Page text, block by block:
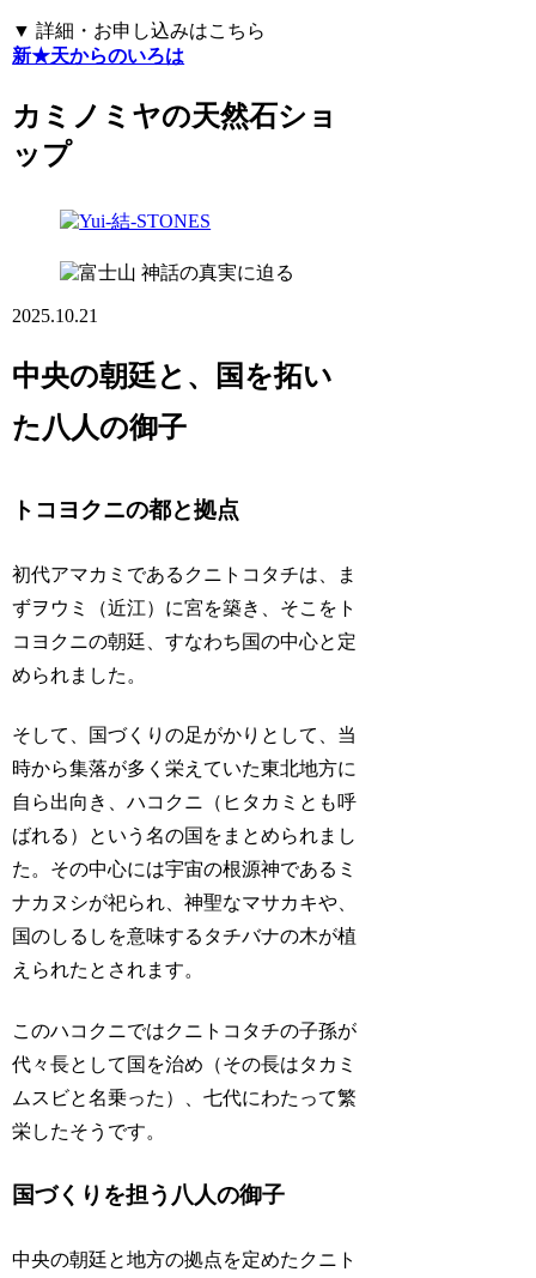
▼ 詳細・お申し込みはこちら
新★天からのいろは
カミノミヤの天然石ショ
ップ
神話の真実に迫る
2025.10.21
中央の朝廷と、国を拓い
た八人の御子
トコヨクニの都と拠点
初代アマカミであるクニトコタチは、ま
ずヲウミ（近江）に宮を築き、そこをト
コヨクニの朝廷、すなわち国の中心と定
められました。
そして、国づくりの足がかりとして、当
時から集落が多く栄えていた東北地方に
自ら出向き、ハコクニ（ヒタカミとも呼
ばれる）という名の国をまとめられまし
た。その中心には宇宙の根源神であるミ
ナカヌシが祀られ、神聖なマサカキや、
国のしるしを意味するタチバナの木が植
えられたとされます。
このハコクニではクニトコタチの子孫が
代々長として国を治め（その長はタカミ
ムスビと名乗った）、七代にわたって繁
栄したそうです。
国づくりを担う八人の御子
中央の朝廷と地方の拠点を定めたクニト